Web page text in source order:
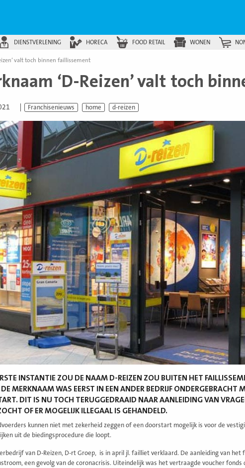
DIENSTVERLENING HORECA FOOD RETAIL WONEN
valt toch binnen faillissement
‘D-Reizen’ valt toch
Franchisenieuws home d-reizen
INSTANTIE ZOU DE NAAM D-REIZEN ZOU BUITEN HET
MERKNAAM WAS EERST IN EEN ANDER BEDRIJF ONDERGEBRACHT
DIT IS NU TOCH TERUGGEDRAAID NAAR AANLEIDING VAN
OF ER MOGELIJK ILLEGAAL IS GEHANDELD.
kunnen niet met zekerheid zeggen of een doorstart mogelijk is voor de
uit de biedingsprocedure die loopt.
van D-Reizen, D-rt Groep, is in april jl. failliet verklaard. De aanleiding van
een gevolg van de coronacrisis. Uiteindelijk was het vertraagde voucher